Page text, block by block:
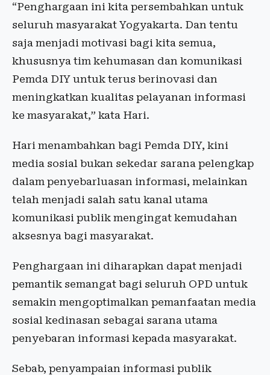
“Penghargaan ini kita persembahkan untuk
seluruh masyarakat Yogyakarta. Dan tentu
saja menjadi motivasi bagi kita semua,
khususnya tim kehumasan dan komunikasi
Pemda DIY untuk terus berinovasi dan
meningkatkan kualitas pelayanan informasi
ke masyarakat,” kata Hari.
Hari menambahkan bagi Pemda DIY, kini
media sosial bukan sekedar sarana pelengkap
dalam penyebarluasan informasi, melainkan
telah menjadi salah satu kanal utama
komunikasi publik mengingat kemudahan
aksesnya bagi masyarakat.
Penghargaan ini diharapkan dapat menjadi
pemantik semangat bagi seluruh OPD untuk
semakin mengoptimalkan pemanfaatan media
sosial kedinasan sebagai sarana utama
penyebaran informasi kepada masyarakat.
Sebab, penyampaian informasi publik